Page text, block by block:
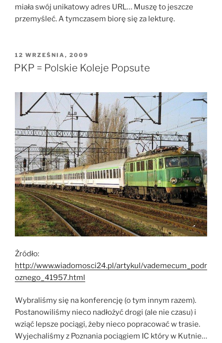
miała swój unikatowy adres URL… Muszę to jeszcze
przemyśleć. A tymczasem biorę się za lekturę.
OPUBLIKOWANE
W
12 WRZEŚNIA, 2009
PKP = Polskie Koleje Popsute
Żródło:
http://www.wiadomosci24.pl/artykul/vademecum_podr
oznego_41957.html
Wybraliśmy się na konferencję (o tym innym razem).
Postanowiliśmy nieco nadłożyć drogi (ale nie czasu) i
wziąć lepsze pociągi, żeby nieco popracować w trasie.
Wyjechaliśmy z Poznania pociągiem IC który w Kutnie…